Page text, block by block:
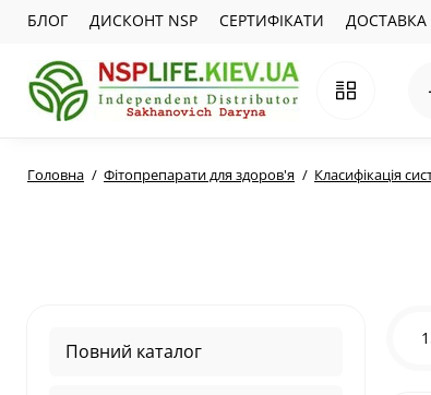
БЛОГ ДИСКОНТ NSP СЕРТИФІКАТИ ДОСТАВКА
Головна Фітопрепарати для здоров'я Класифікація
Повний каталог